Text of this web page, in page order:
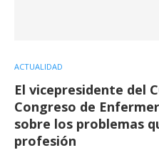
ACTUALIDAD
El vicepresidente del
Congreso de
sobre los problemas
profesión